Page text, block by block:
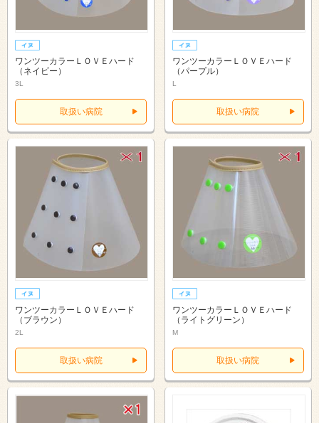
ワンツーカラーＬＯＶＥハード
（ネイビー）
3L
取扱い病院
ワンツーカラーＬＯＶＥハード
（パープル）
L
取扱い病院
ワンツーカラーＬＯＶＥハード
（ブラウン）
2L
取扱い病院
ワンツーカラーＬＯＶＥハード
（ライトグリーン）
M
取扱い病院